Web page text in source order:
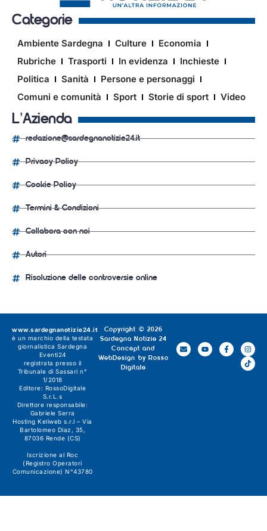
Categorie
Ambiente Sardegna Culture
Economia
Rubriche
Trasporti In evidenza
Inchieste
Politica
Sanità
Persone e personaggi
Comuni e comunità
Sport Storie di sport Video
L'Azienda
redazione@sardegnanotizie24.it
Privacy Policy
Cookie Policy
Termini & Condizioni
Collabora con noi
Autori
Risoluzione delle controversie online
Copyright © 2026
Sardegna Notizie 24
Concept and
WebDesign by Rosso
Digitale
www.sardegnanotizie24.it
è un marchio della testata
giornalistica Sardegna
Eventi24
registrata presso il
Tribunale di Sassari n°
1/2018
Editore: RossoDigitale
S.r.L.s
Direttore responsabile:
Gabriele Serra
Hosting Keliweb s.r.l – Via
Bartolomeo Diaz, 35,
87036 Rende (CS)
Iscrizione al Roc
(Registro Operatori
Comunicazione) N°43780